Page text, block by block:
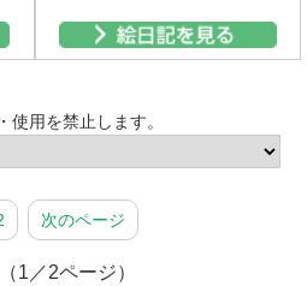
使用を禁止します。
次のページ
1／2ページ）